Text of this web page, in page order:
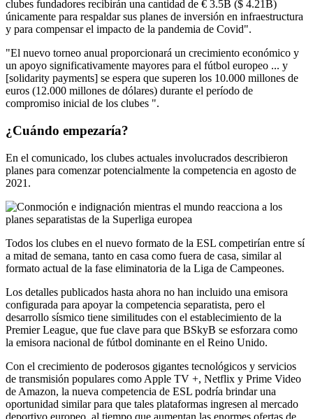
clubes fundadores recibirán una cantidad de € 3.5B ($ 4.21B)
únicamente para respaldar sus planes de inversión en infraestructura
y para compensar el impacto de la pandemia de Covid".
"El nuevo torneo anual proporcionará un crecimiento económico y
un apoyo significativamente mayores para el fútbol europeo ... y
[solidarity payments] se espera que superen los 10.000 millones de
euros (12.000 millones de dólares) durante el período de
compromiso inicial de los clubes ".
¿Cuándo empezaría?
En el comunicado, los clubes actuales involucrados describieron
planes para comenzar potencialmente la competencia en agosto de
2021.
Todos los clubes en el nuevo formato de la ESL competirían entre sí
a mitad de semana, tanto en casa como fuera de casa, similar al
formato actual de la fase eliminatoria de la Liga de Campeones.
Los detalles publicados hasta ahora no han incluido una emisora ​​
configurada para apoyar la competencia separatista, pero el
desarrollo sísmico tiene similitudes con el establecimiento de la
Premier League, que fue clave para que BSkyB se esforzara como
la emisora ​​nacional de fútbol dominante en el Reino Unido.
Con el crecimiento de poderosos gigantes tecnológicos y servicios
de transmisión populares como Apple TV +, Netflix y Prime Video
de Amazon, la nueva competencia de ESL podría brindar una
oportunidad similar para que tales plataformas ingresen al mercado
deportivo europeo, al tiempo que aumentan las enormes ofertas de